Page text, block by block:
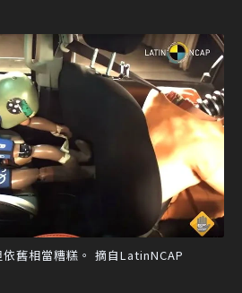
舊相當糟糕。 摘自LatinNCAP